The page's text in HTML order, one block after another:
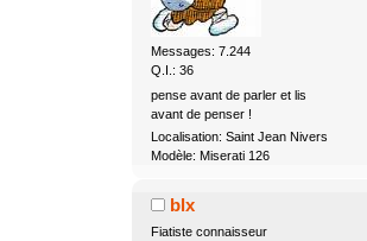
Messages: 7.244
Q.I.: 36
pense avant de parler et lis
avant de penser !
Localisation: Saint Jean Nivers
Modèle: Miserati 126
blx
Fiatiste connaisseur